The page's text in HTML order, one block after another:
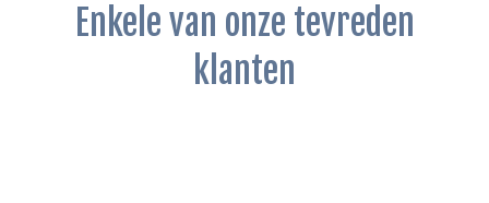
Enkele van onze tevreden
klanten